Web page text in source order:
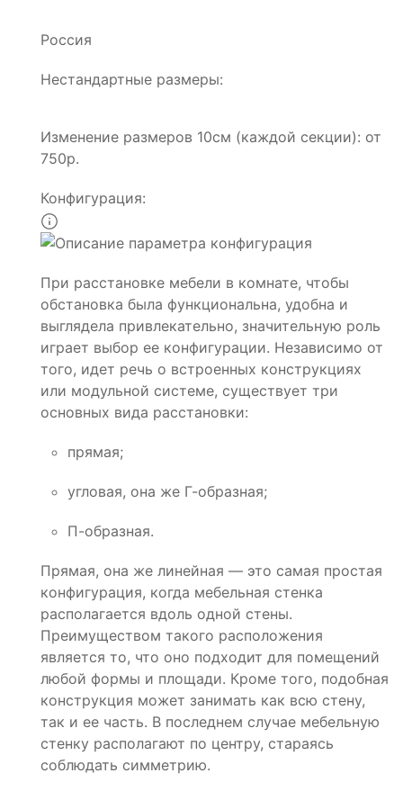
Россия
Нестандартные размеры:
Изменение размеров 10см (каждой секции): от
750р.
Конфигурация:
При расстановке мебели в комнате, чтобы
обстановка была функциональна, удобна и
выглядела привлекательно, значительную роль
играет выбор ее конфигурации. Независимо от
того, идет речь о встроенных конструкциях
или модульной системе, существует три
основных вида расстановки:
прямая;
угловая, она же Г-образная;
П-образная.
Прямая, она же линейная — это самая простая
конфигурация, когда мебельная стенка
располагается вдоль одной стены.
Преимуществом такого расположения
является то, что оно подходит для помещений
любой формы и площади. Кроме того, подобная
конструкция может занимать как всю стену,
так и ее часть. В последнем случае мебельную
стенку располагают по центру, стараясь
соблюдать симметрию.